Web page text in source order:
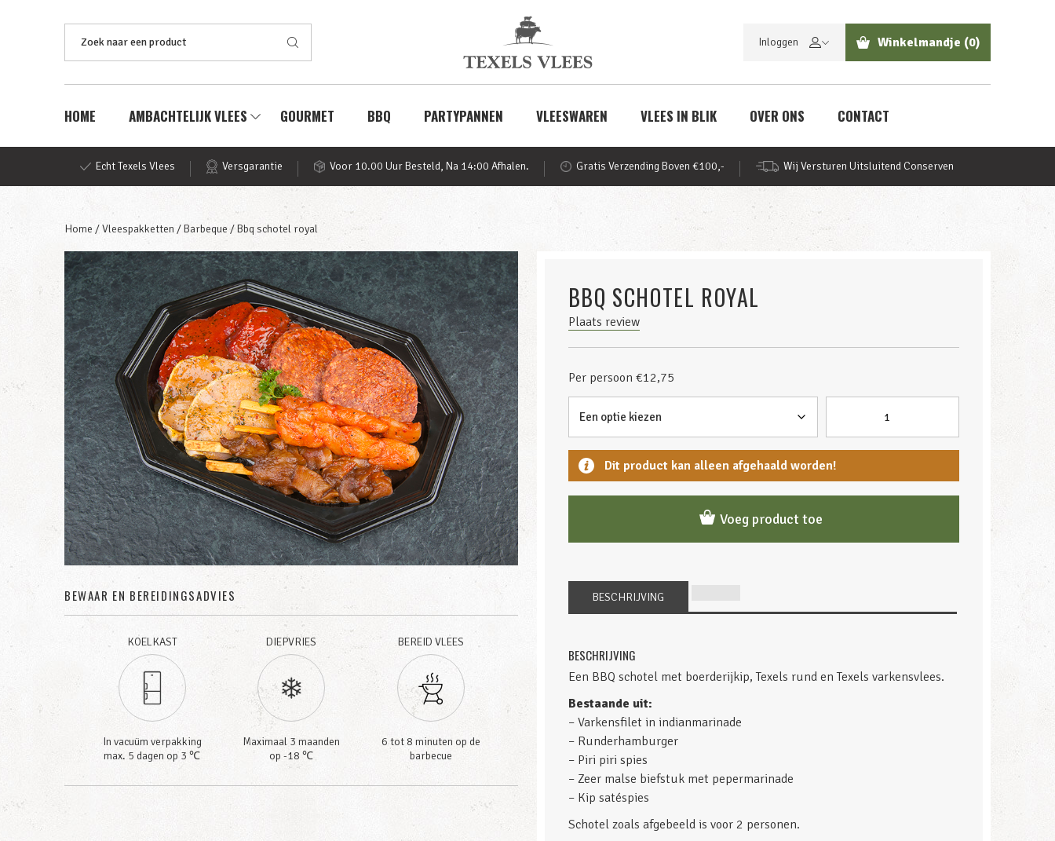
naar:
Inloggen Winkelmandje (0)
HOME AMBACHTELIJK VLEES GOURMET BBQ PARTYPANNEN VLEESWAREN VLEES IN BLIK OVER ONS CONTACT
Echt Texels Vlees Versgarantie Voor 10.00 Uur Besteld, Na 14:00 Afhalen. Gratis Verzending Boven €100,- Wij Versturen Uitsluitend Conserven
Home /Vleespakketten /Barbeque/ Bbq schotel royal
BEWAAR EN BEREIDINGSADVIES
KOELKAST
In vacuüm verpakking
max. 5 dagen op 3 ℃
DIEPVRIES
Maximaal 3 maanden
op -18 ℃
BEREID VLEES
6 tot 8 minuten op de
barbecue
BBQ SCHOTEL ROYAL
Plaats review
Per persoon €12,75
Dit product kan alleen afgehaald worden!
Voeg product toe
BESCHRIJVING
BESCHRIJVING
Een BBQ schotel met boerderijkip, Texels rund en Texels varkensvlees.
Bestaande uit:
– Varkensfilet in indianmarinade
– Runderhamburger
– Piri piri spies
– Zeer malse biefstuk met pepermarinade
– Kip satéspies
Schotel zoals afgebeeld is voor 2 personen.